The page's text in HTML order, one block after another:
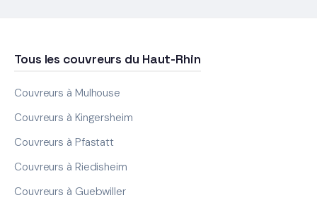
Tous les couvreurs du Haut-Rhin
Couvreurs à Mulhouse
Couvreurs à Kingersheim
Couvreurs à Pfastatt
Couvreurs à Riedisheim
Couvreurs à Guebwiller